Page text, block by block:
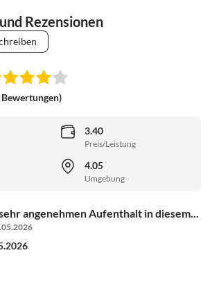
Rezensionen
3.40
Preis/Leistung
4.05
Umgebung
angenehmen Aufenthalt in diesem...